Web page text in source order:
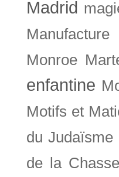
Madrid
Monroe
enfantine
Motifs et
du Judaïsme
de la